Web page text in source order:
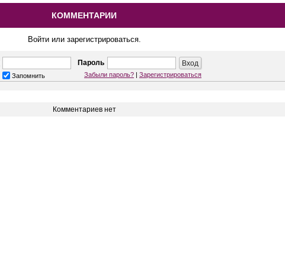
КОММЕНТАРИИ
Войти или зарегистрироваться.
Пароль
Запомнить Забыли пароль? | Зарегистрироваться
Комментариев нет